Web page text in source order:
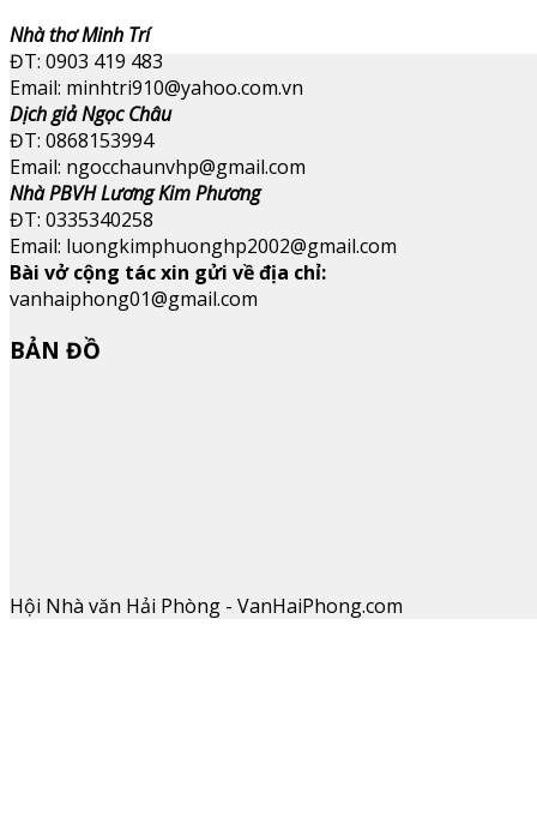
Nhà thơ Minh Trí
ĐT: 0903 419 483
Email: minhtri910@yahoo.com.vn
Dịch giả Ngọc Châu
ĐT: 0868153994
Email: ngocchaunvhp@gmail.com
Nhà PBVH Lương Kim Phương
ĐT: 0335340258
Email: luongkimphuonghp2002@gmail.com
Bài vở cộng tác xin gửi về địa chỉ:
vanhaiphong01@gmail.com
BẢN ĐỒ
Hội Nhà văn Hải Phòng - VanHaiPhong.com